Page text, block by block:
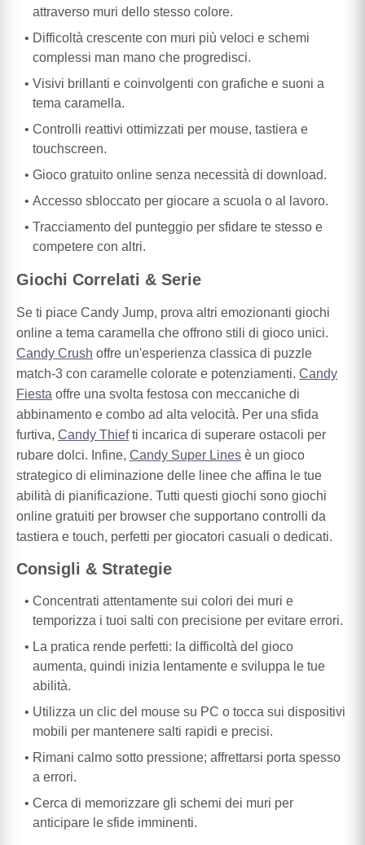
attraverso muri dello stesso colore.
Difficoltà crescente con muri più veloci e schemi
complessi man mano che progredisci.
Visivi brillanti e coinvolgenti con grafiche e suoni a
tema caramella.
Controlli reattivi ottimizzati per mouse, tastiera e
touchscreen.
Gioco gratuito online senza necessità di download.
Accesso sbloccato per giocare a scuola o al lavoro.
Tracciamento del punteggio per sfidare te stesso e
competere con altri.
Giochi Correlati & Serie
Se ti piace Candy Jump, prova altri emozionanti giochi
online a tema caramella che offrono stili di gioco unici.
Candy Crush offre un'esperienza classica di puzzle
match-3 con caramelle colorate e potenziamenti. Candy
Fiesta offre una svolta festosa con meccaniche di
abbinamento e combo ad alta velocità. Per una sfida
furtiva, Candy Thiefti incarica di superare ostacoli per
rubare dolci. Infine, Candy Super Lines è un gioco
strategico di eliminazione delle linee che affina le tue
abilità di pianificazione. Tutti questi giochi sono giochi
online gratuiti per browser che supportano controlli da
tastiera e touch, perfetti per giocatori casuali o dedicati.
Consigli & Strategie
Concentrati attentamente sui colori dei muri e
temporizza i tuoi salti con precisione per evitare errori.
La pratica rende perfetti: la difficoltà del gioco
aumenta, quindi inizia lentamente e sviluppa le tue
abilità.
Utilizza un clic del mouse su PC o tocca sui dispositivi
mobili per mantenere salti rapidi e precisi.
Rimani calmo sotto pressione; affrettarsi porta spesso
a errori.
Cerca di memorizzare gli schemi dei muri per
anticipare le sfide imminenti.